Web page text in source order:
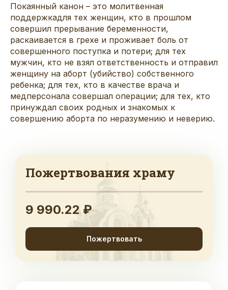
Покаянный канон – это молитвенная
поддержкадля тех женщин, кто в прошлом
совершил прерывание беременности,
раскаивается в грехе и проживает боль от
совершенного поступка и потери; для тех
мужчин, кто не взял ответственность и отправил
женщину на аборт (убийство) собственного
ребенка; для тех, кто в качестве врача и
медперсонала совершал операции; для тех, кто
принуждал своих родных и знакомых к
совершению аборта по неразумению и неверию.
Пожертвования храму
9 990.22 ₽
Пожертвовать